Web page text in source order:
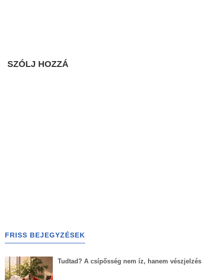
SZÓLJ HOZZÁ
FRISS BEJEGYZÉSEK
Tudtad? A csípősség nem íz, hanem vészjelzés